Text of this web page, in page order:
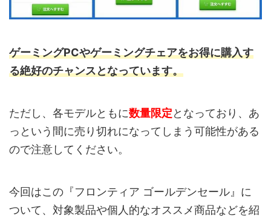
ゲーミングPCやゲーミングチェアをお得に購入す
る絶好のチャンスとなっています。
ただし、各モデルともに数量限定となっており、あ
っという間に売り切れになってしまう可能性がある
ので注意してください。
今回はこの『フロンティア ゴールデンセール』に
ついて、対象製品や個人的なオススメ商品などを紹